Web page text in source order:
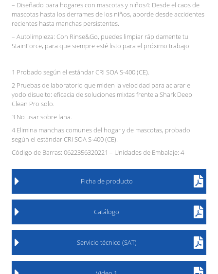
– Diseñado para hogares con mascotas y niños4: Desde el caos de
mascotas hasta los derrames de los niños, aborde desde accidentes
recientes hasta manchas persistentes.
– Autolimpieza: Con Rinse&Go, puedes limpiar rápidamente tu
StainForce, para que siempre esté listo para el próximo trabajo.
1 Probado según el estándar CRI SOA S-400 (CE).
2 Pruebas de laboratorio que miden la velocidad para aclarar el
yodo disuelto: eficacia de soluciones mixtas frente a Shark Deep
Clean Pro solo.
3 No usar sobre lana.
4 Elimina manchas comunes del hogar y de mascotas, probado
según el estándar CRI SOA S-400 (CE).
Código de Barras: 0622356320221 – Unidades de Embalaje: 4
Ficha de producto
Catálogo
Servicio técnico (SAT)